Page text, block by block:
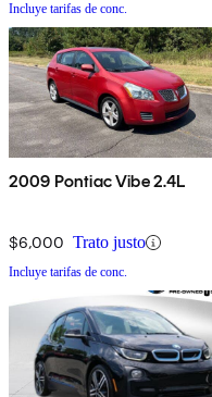
Incluye tarifas de conc.
2009 Pontiac Vibe 2.4L
$6,000 Trato justo
Incluye tarifas de conc.